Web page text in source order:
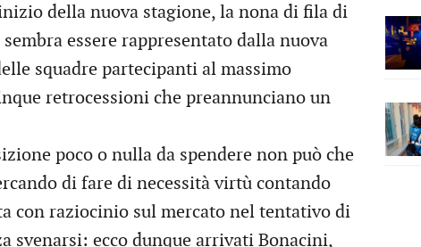
della nuova stagione, la nona di fila di
essere rappresentato dalla nuova
squadre partecipanti al massimo
retrocessioni che preannunciano un
poco o nulla da spendere non può che
di fare di necessità virtù contando
con raziocinio sul mercato nel tentativo di
svenarsi: ecco dunque arrivati Bonacini,